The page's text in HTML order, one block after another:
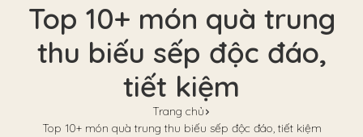
Top 10+ món quà trung
thu biếu sếp độc đáo,
tiết kiệm
Trang chủ
Top 10+ món quà trung thu biếu sếp độc đáo, tiết kiệm